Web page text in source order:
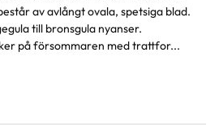
av avlångt ovala, spetsiga blad.
till bronsgula nyanser.
på försommaren med trattfor...